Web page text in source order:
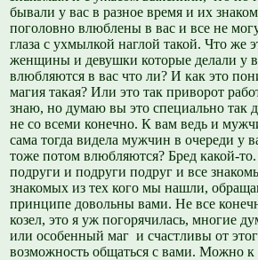
бывали у вас в разное время и их
поголовно влюблены в вас и все не
глаза с ухмылкой наглой такой. Что же
женщины и девушки которые делали у
влюбляются в вас что ли? И как это
магия такая? Или это так приворот
знаю, но думаю вы это специально так
не со всеми конечно. К вам ведь и
сама тогда видела мужчин в очереди у
тоже потом влюбляются? Бред какой-
подруги и подруги подруг и все
знакомых из тех кого мы нашли,
принципе довольны вами. Не все
козел, это я уж погорячилась, многие
или особенный маг и счастливы от
возможность общаться с вами. Можно к